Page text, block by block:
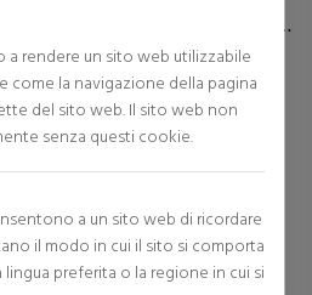
a rendere un sito web utilizzabile
come la navigazione della pagina
del sito web. Il sito web non
senza questi cookie.
a un sito web di ricordare
il modo in cui il sito si comporta
preferita o la regione in cui si
COLTIVATE D'ACQUA DOLCE E
PAVÉ 193158C01
Anelli
71,00 €
0 riesami